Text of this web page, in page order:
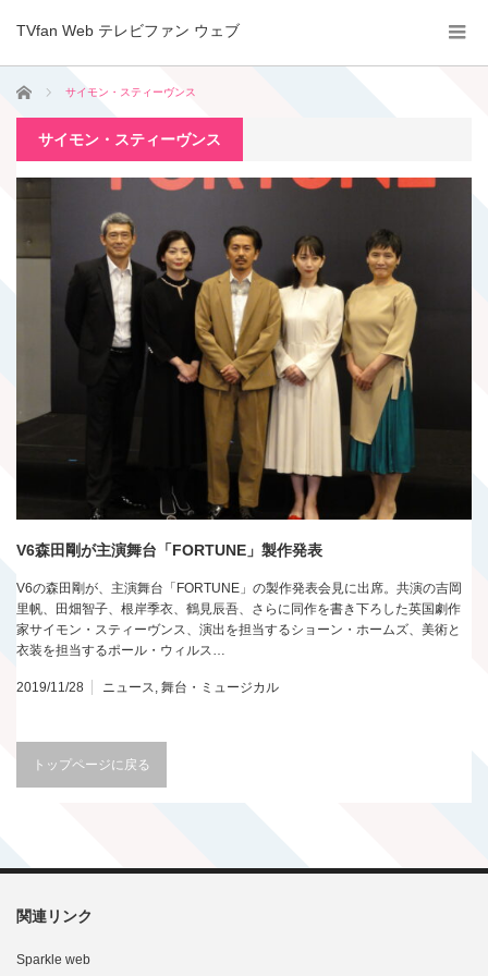
TVfan Web テレビファン ウェブ
ホーム サイモン・スティーヴンス
サイモン・スティーヴンス
V6森田剛が主演舞台「FORTUNE」製作発表
V6の森田剛が、主演舞台「FORTUNE」の製作発表会見に出席。共演の吉岡
里帆、田畑智子、根岸季衣、鶴見辰吾、さらに同作を書き下ろした英国劇作
家サイモン・スティーヴンス、演出を担当するショーン・ホームズ、美術と
衣装を担当するポール・ウィルス…
2019/11/28 ニュース 舞台・ミュージカル
トップページに戻る
関連リンク
Sparkle web